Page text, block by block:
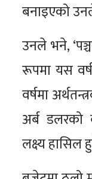
बनाइएको
उनले भने,
रूपमा यस
वर्षमा
अर्ब डलरको
लक्ष्य हासिल